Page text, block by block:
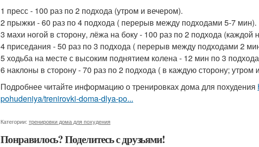
1 пресс - 100 раз по 2 подхода (утром и вечером).
2 прыжки - 60 раз по 4 подхода ( перерыв между подходами 5-7 мин).
3 махи ногой в сторону, лёжа на боку - 100 раз по 2 подхода (каждой
4 приседания - 50 раз по 3 подхода ( перерыв между подходами 2
5 ходьба на месте с высоким поднятием колена - 12 мин по 3
6 наклоны в сторону - 70 раз по 2 подхода ( в каждую сторону; утром
Подробнее читайте информацию о тренировках дома для похудения
pohudeniya/trenirovki-doma-dlya-po...
Категории: тренировки дома для похудения
Понравилось? Поделитесь с друзьями!